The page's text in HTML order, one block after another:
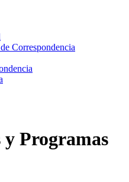
Correspondencia
Programas